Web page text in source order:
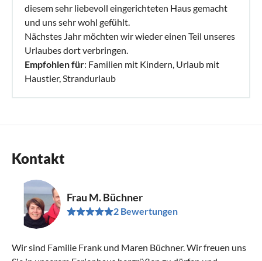
diesem sehr liebevoll eingerichteten Haus gemacht
und uns sehr wohl gefühlt.
Nächstes Jahr möchten wir wieder einen Teil unseres
Urlaubes dort verbringen.
Empfohlen für: Familien mit Kindern, Urlaub mit
Haustier, Strandurlaub
Kontakt
Frau M. Büchner
2 Bewertungen
Wir sind Familie Frank und Maren Büchner. Wir freuen uns